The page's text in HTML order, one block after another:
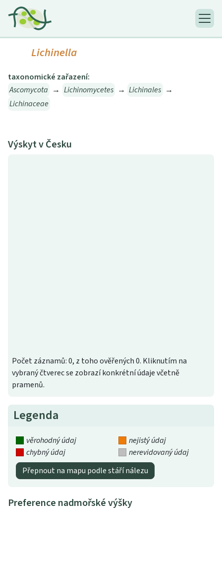
Lichinella
taxonomické zařazení:
Ascomycota → Lichinomycetes → Lichinales →
Lichinaceae
Výskyt v Česku
Počet záznamů: 0, z toho ověřených 0. Kliknutím na
vybraný čtverec se zobrazí konkrétní údaje včetně
pramenů.
Legenda
věrohodný údaj
nejistý údaj
chybný údaj
nerevidovaný údaj
Přepnout na mapu podle stáří nálezu
Preference nadmořské výšky